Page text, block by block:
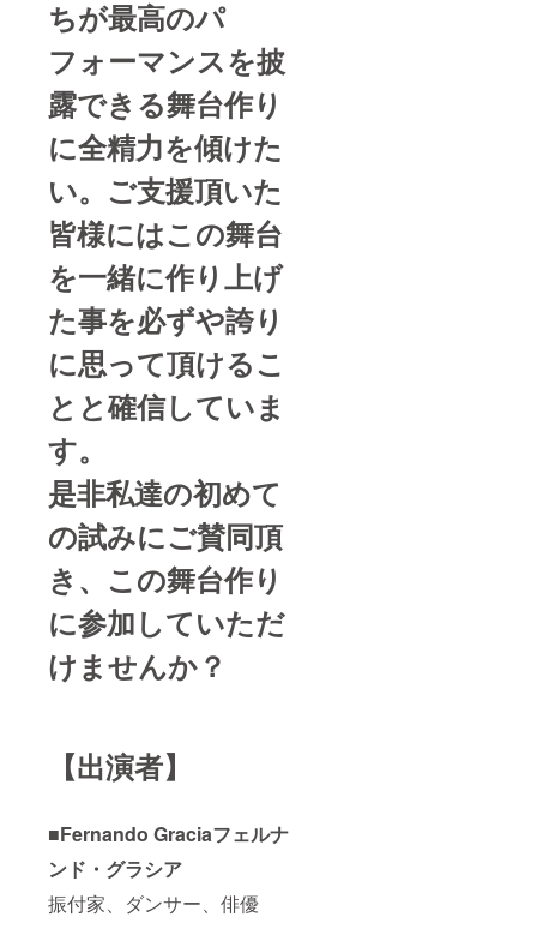
ちが最高のパ
フォーマンスを披
露できる舞台作り
に全精力を傾けた
い。ご支援頂いた
皆様にはこの舞台
を一緒に作り上げ
た事を必ずや誇り
に思って頂けるこ
とと確信していま
す。
是非私達の初めて
の試みにご賛同頂
き、この舞台作り
に参加していただ
けませんか？
【出演者】
■Fernando Graciaフェルナ
ンド・グラシア
振付家、ダンサー、俳優